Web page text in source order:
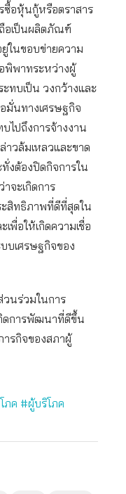
ซื้อหุ้นกู้หรือตราสาร
อเป็นผลิตภัณฑ์
ยู่ในขอบข่ายความ
พิพาทระหว่างผู้
ทบเป็น วงกว้างและ
มั่นทางเศรษฐกิจ
ไปถึงการจ้างงาน
วล้มเหลวและขาด
งต้องปิดกิจการใน
จะเกิดการ
ะสิทธิภาพที่ดีที่สุดใน
พื่อให้เกิดความเชื่อ
บเศรษฐกิจของ
นร่วมในการ
ดการพัฒนาที่ดีขึ้น
ารกิจของสภาผู้
ภค #ผู้บริโภค